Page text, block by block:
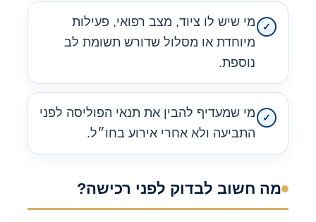
מי שיש לו ציוד, מצב רפואי, פעילות
מיוחדת או מסלול שדורש תשומת לב
נוספת.
מי שמעדיף להבין את תנאי הפוליסה לפני
התביעה ולא אחרי אירוע בחו״ל.
מה חשוב לבדוק לפני רכישה?